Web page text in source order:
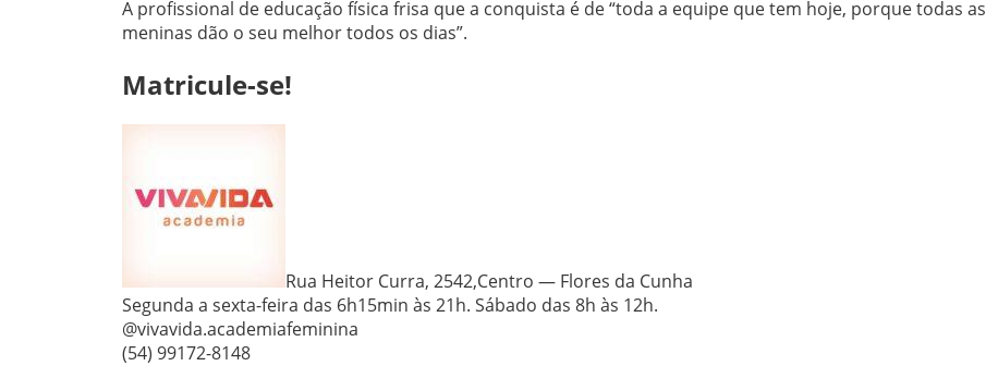
A profissional de educação física frisa que a conquista é de “toda a equipe que tem hoje, porque todas as
meninas dão o seu melhor todos os dias”.
Matricule-se!
Rua Heitor Curra, 2542,Centro — Flores da Cunha
Segunda a sexta-feira das 6h15min às 21h. Sábado das 8h às 12h.
@vivavida.academiafeminina
(54) 99172-8148